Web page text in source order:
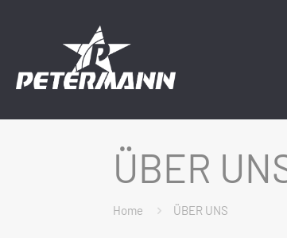
ÜBER
Home ÜBER UNS